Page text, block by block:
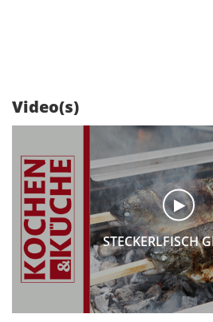
Video(s)
STECKERLFISCH